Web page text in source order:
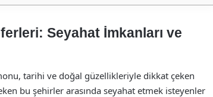
Seyahat İmkanları ve
tarihi ve doğal güzellikleriyle dikkat çeken
bu şehirler arasında seyahat etmek isteyenler